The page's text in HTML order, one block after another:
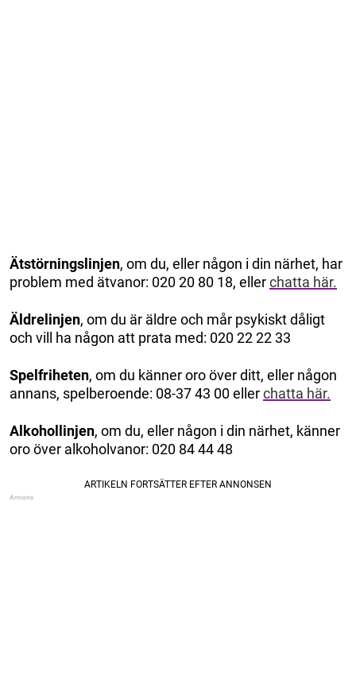
Ätstörningslinjen, om du, eller någon i din närhet, har
problem med ätvanor: 020 20 80 18, ellerchatta här.
Äldrelinjen, om du är äldre och mår psykiskt dåligt
och vill ha någon att prata med: 020 22 22 33
Spelfriheten, om du känner oro över ditt, eller någon
annans, spelberoende: 08-37 43 00 ellerchatta här.
Alkohollinjen, om du, eller någon i din närhet, känner
oro över alkoholvanor: 020 84 44 48